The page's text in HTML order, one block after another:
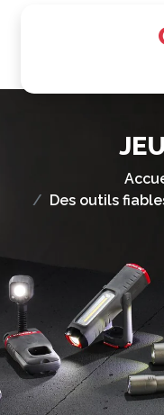
Des outils